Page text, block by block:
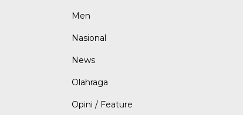
Men
Nasional
News
Olahraga
Opini / Feature